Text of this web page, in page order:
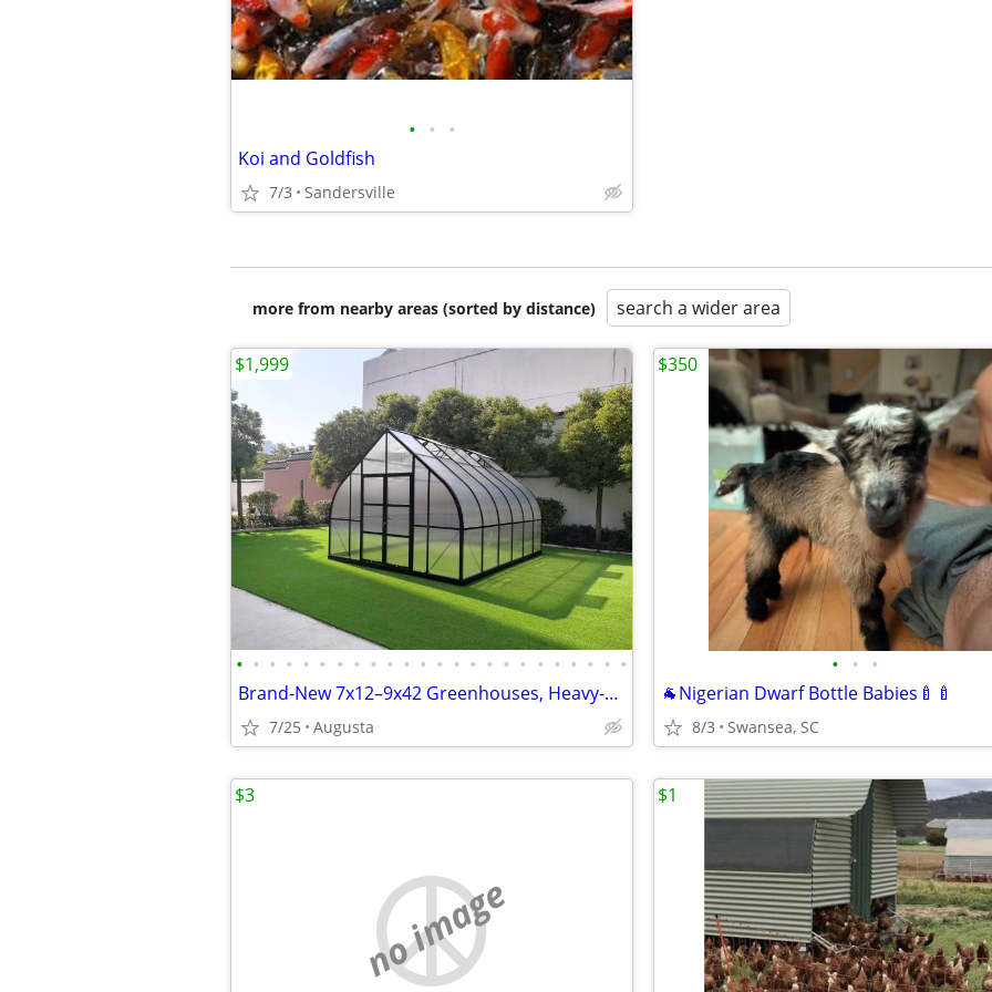
• • •
Koi and Goldfish
7/3 Sandersville
more from nearby areas (sorted by distance) search a wider area
• • • • • • • • • • • • • • • • • • • • • • • •
Brand-New 7x12–9x42 Greenhouses, Heavy-Duty Kits, Fans/Vents
7/25 Augusta
$1,999
• • •
🐐Nigerian Dwarf Bottle Babies🍼🍼
8/3 Swansea, SC
$350
no image
$3 $1